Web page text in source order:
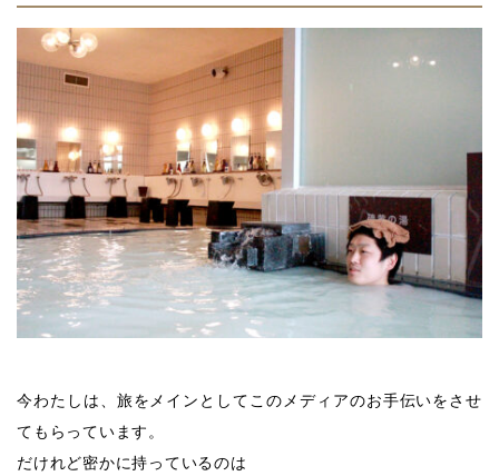
今わたしは、旅をメインとしてこのメディアのお手伝いをさせ
てもらっています。
だけれど密かに持っているのは